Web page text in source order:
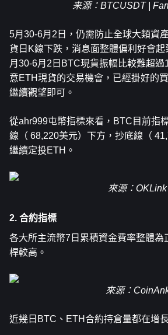
来源：BTCUSDT |
5月30-6月2日，仍需防止全球大類資
貨日K線下跌，消息面整體偏利好會
月30-6月2日BTC現貨振幅比較難超過
意ETH現貨的交易機會，已經掛好的
繼續觀望即可。
從ahr999屯幣指標來看，BTC目前指
線（ 68,220美元）下方，抄底線（
繼續定投ETH。
來源：OKLink
2. 合約指標
各大所主流幣7日累積資金費率整體為
桿較高。
來源：
近幾日BTC、ETH合約持倉量都在增